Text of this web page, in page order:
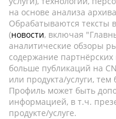
на основе анализа
Обрабатываются тексты
(новости, включая
аналитические обзоры
содержание
больше публикаций на
или продукта/услуги,
Профиль может быть
информацией, в т.ч.
продукте/услуге.